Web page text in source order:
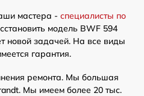
мастера - специалисты по
модель BWF 594
новой задачей. На все виды
гарантия.
ремонта. Мы большая
Мы имеем более 20 тыс.